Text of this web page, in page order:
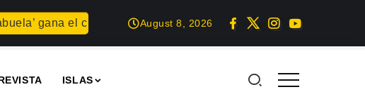
gana el concurso Carta para una fiestaSummer Geek en
August 8, 2026
ISLAS